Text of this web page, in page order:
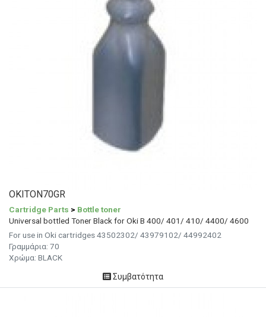
OKITON70GR
Cartridge Parts > Bottle toner
Universal bottled Toner Black for Oki B 400/ 401/ 410/ 4400/ 4600
For use in Oki cartridges 43502302/ 43979102/ 44992402
Γραμμάρια: 70
Χρώμα: BLACK
Συμβατότητα